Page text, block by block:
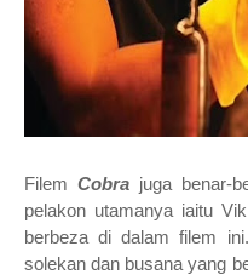
Filem Cobra juga benar-
pelakon utamanya iaitu
berbeza di dalam filem
solekan dan busana yang